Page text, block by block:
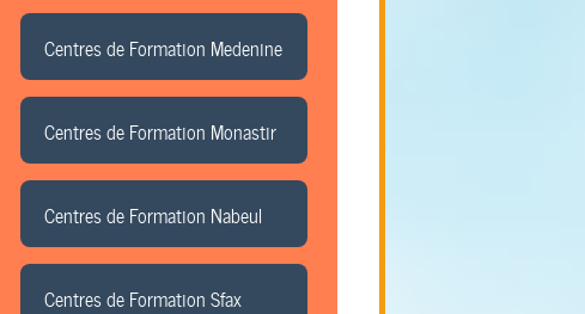
Centres de Formation Medenine
Centres de Formation Monastir
Centres de Formation Nabeul
Centres de Formation Sfax